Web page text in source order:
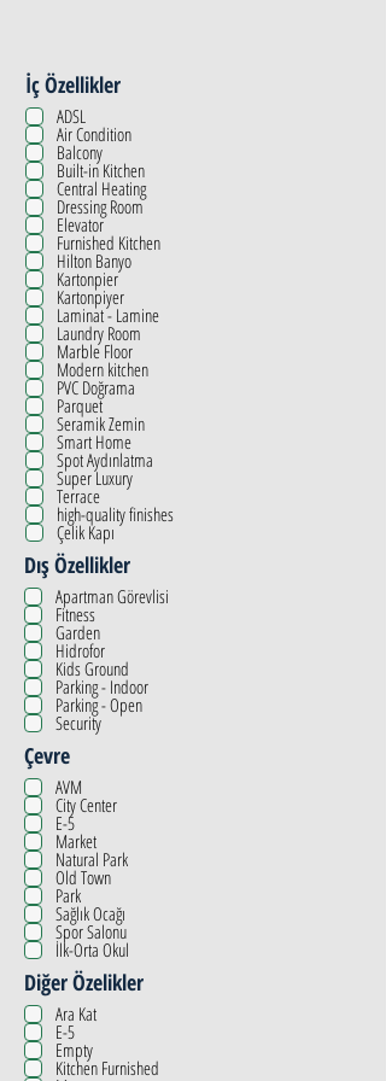
İç Özellikler
ADSL
Air Condition
Balcony
Built-in Kitchen
Central Heating
Dressing Room
Elevator
Furnished Kitchen
Hilton Banyo
Kartonpier
Kartonpiyer
Laminat - Lamine
Laundry Room
Marble Floor
Modern kitchen
PVC Doğrama
Parquet
Seramik Zemin
Smart Home
Spot Aydınlatma
Super Luxury
Terrace
high-quality finishes
Çelik Kapı
Dış Özellikler
Apartman Görevlisi
Fitness
Garden
Hidrofor
Kids Ground
Parking - Indoor
Parking - Open
Security
Çevre
AVM
City Center
E-5
Market
Natural Park
Old Town
Park
Sağlık Ocağı
Spor Salonu
İlk-Orta Okul
Diğer Özelikler
Ara Kat
E-5
Empty
Kitchen Furnished